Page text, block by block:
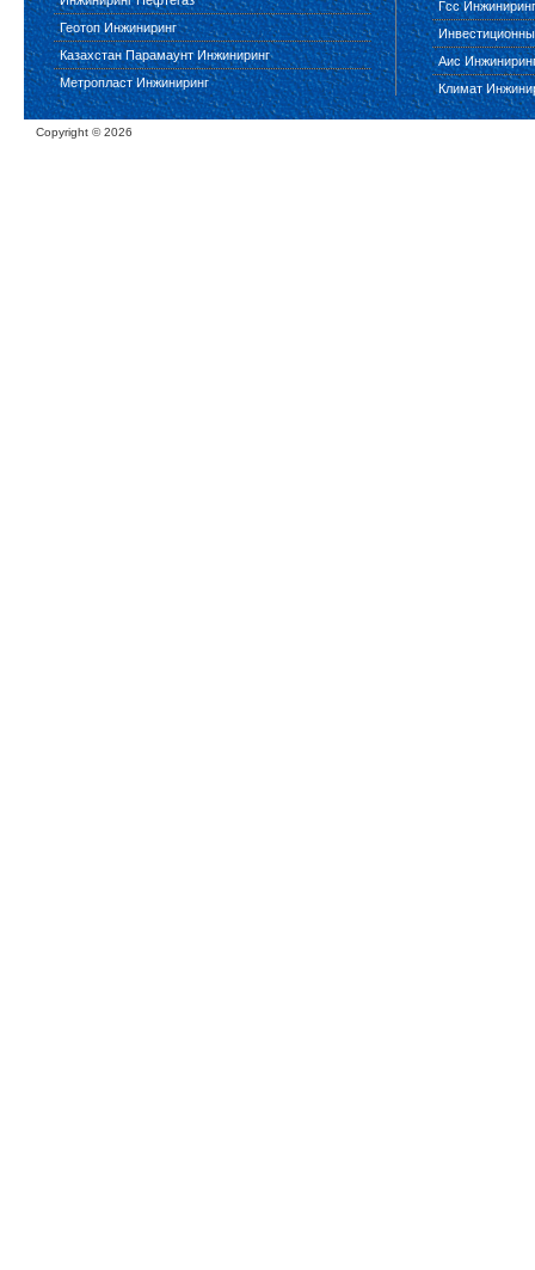
Геотоп Инжиниринг
Казахстан Парамаунт Инжиниринг
Метропласт Инжиниринг
Гсс Инжиниринг
Аис
Климат
Copyright ©2026